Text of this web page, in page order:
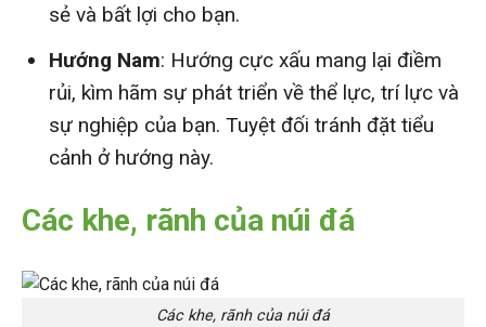
sẻ và bất lợi cho bạn.
Hướng Nam: Hướng cực xấu mang lại điềm
rủi, kìm hãm sự phát triển về thể lực, trí lực và
sự nghiệp của bạn. Tuyệt đối tránh đặt tiểu
cảnh ở hướng này.
Các khe, rãnh của núi đá
Các khe, rãnh của núi đá